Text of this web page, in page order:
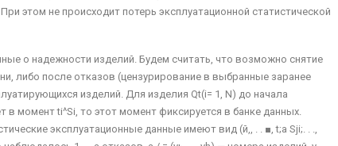
этом не происходит потерь эксплуатационной статистической
о надежности изделий. Будем счи­тать, что возможно снятие
либо после отказов (цензурирование в выбранные заранее
изделий. Для изделия Qt(i= 1, N) до начала
момент ti^Si, то этот мо­мент фиксируется в банке данных.
эксплуатационные данные имеют вид (й,, . . ■, t;а Sji;. . .,